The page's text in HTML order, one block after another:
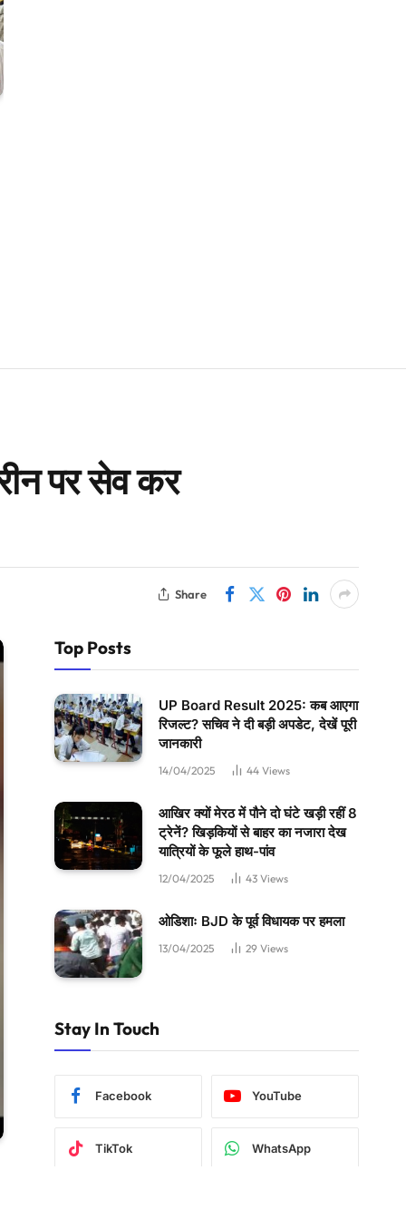
पर सेव कर
Share
Top Posts
UP Board Result 2025: कब आएगा
रिजल्ट? सचिव ने दी बड़ी अपडेट, देखें पूरी
जानकारी
14/04/2025 44 Views
आखिर क्यों मेरठ में पौने दो घंटे खड़ी रहीं 8
ट्रेनें? खिड़कियों से बाहर का नजारा देख
यात्रियों के फूले हाथ-पांव
12/04/2025 43 Views
ओडिशाः BJD के पूर्व विधायक पर हमला
13/04/2025 29 Views
Stay In Touch
Facebook YouTube
TikTok WhatsApp